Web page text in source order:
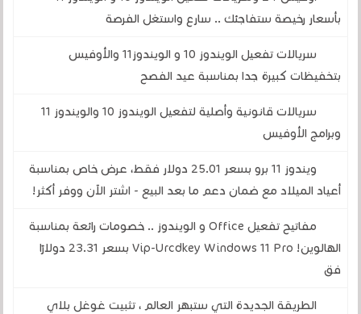
بأسعار رخيصة ستفاجئك .. سارع واستغل الفرصة
سريالات تفعيل الويندوز 10 و الويندوز11 والأوفيس
بتخفيظات كبيرة جدا بمناسبة عيد الفصح
سريالات قانونية وأصلية لتفعيل الويندوز 10 والويندوز 11
وبرامج الأوفيس
ويندوز 11 برو بسعر 25.01 دولار فقط، عرض خاص بمناسبة
أعياد الميلاد مع ضمان دعم ما بعد البيع - اشتر الآن ووفر أكثر!
مفاتيح تفعيل Office و الويندوز .. خصومات رائعة بمناسبة
الهالوين! Vip-Urcdkey Windows 11 Pro بسعر 23.31 دولارًا
فق
الطريقة الجديدة التي ستبهر العالم ، تثبيت غوغل بلاي